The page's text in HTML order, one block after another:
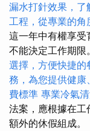
漏水打針效果，
工程，從專業的角
這一年中有權享
不能決定工作期限
選擇，方便快捷的
務，為您提供健康
費標準 專業冷氣
法案，應根據在工
額外的休假組成。